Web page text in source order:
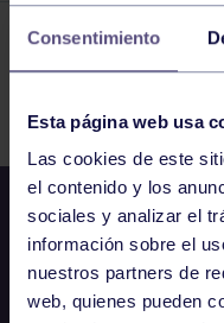
Consentimiento
Esta página web usa
Las cookies de este
el contenido y los
sociales y analizar el
información sobre el
nuestros partners de
web, quienes pueden